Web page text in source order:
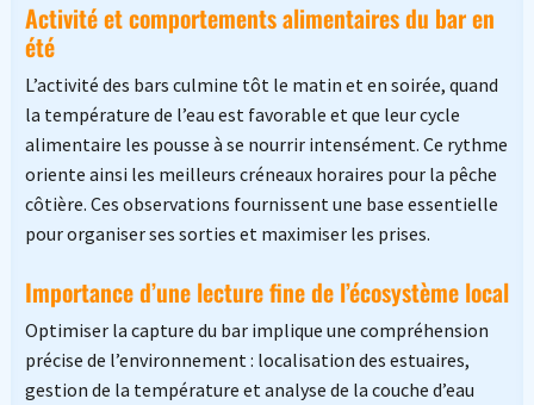
Activité et comportements alimentaires du bar en
été
L’activité des bars culmine tôt le matin et en soirée, quand
la température de l’eau est favorable et que leur cycle
alimentaire les pousse à se nourrir intensément. Ce rythme
oriente ainsi les meilleurs créneaux horaires pour la pêche
côtière. Ces observations fournissent une base essentielle
pour organiser ses sorties et maximiser les prises.
Importance d’une lecture fine de l’écosystème local
Optimiser la capture du bar implique une compréhension
précise de l’environnement : localisation des estuaires,
gestion de la température et analyse de la couche d’eau